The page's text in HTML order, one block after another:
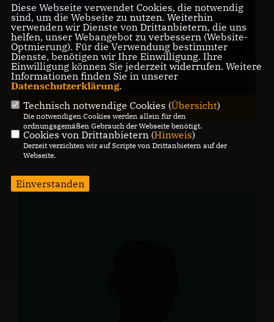
Ulf Thiele MdL
Landtagsabgeordneter
Diese Webseite verwendet Cookies, die notwendig
sind, um die Webseite zu nutzen. Weiterhin
verwenden wir Dienste von Drittanbietern, die uns
helfen, unser Webangebot zu verbessern (Website-
Optmierung). Für die Verwendung bestimmter
Dienste, benötigen wir Ihre Einwilligung. Ihre
Einwilligung können Sie jederzeit widerrufen. Weitere
Informationen finden Sie in unserer
Datenschutzerklärung.
Technisch notwendige Cookies (Übersicht)
Die notwendigen Cookies werden allein für den
ordnungsgemäßen Gebrauch der Webseite benötigt.
Cookies von Drittanbietern (Hinweis)
Derzeit verzichten wir auf Scripte von Drittanbietern auf der
Webseite.
Einverstanden